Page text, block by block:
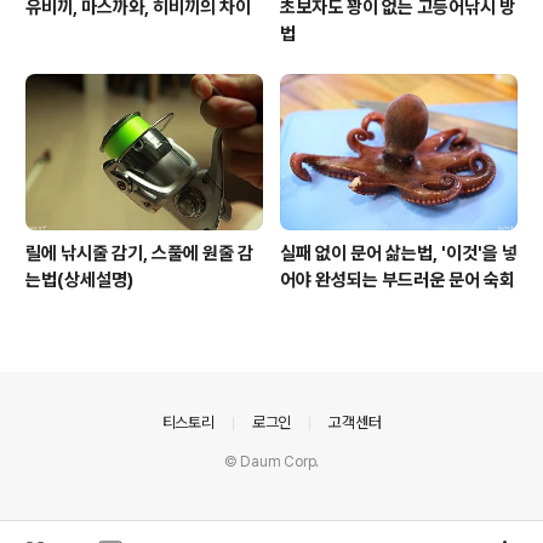
유비끼, 마스까와, 히비끼의 차이
초보자도 꽝이 없는 고등어낚시 방
법
릴에 낚시줄 감기, 스풀에 원줄 감
는법(상세설명)
실패 없이 문어 삶는법, '이것'을 넣
어야 완성되는 부드러운 문어 숙회
티스토리 로그인 고객센터
© Daum Corp.